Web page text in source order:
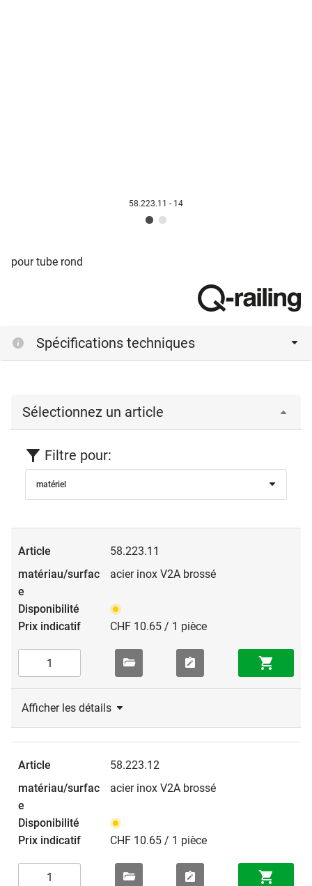
58.223.11 - 14
pour tube rond
Spécifications techniques
Sélectionnez un article
Filtre pour:
matériel
58.223.11
acier inox V2A brossé
CHF 10.65 / 1 pièce
Afficher les détails
58.223.12
acier inox V2A brossé
CHF 10.65 / 1 pièce